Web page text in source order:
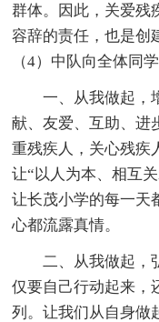
群体。因此，关爱残
容辞的责任，也是创
（4）中队向全体同
一、从我做起，增
献、友爱、互助、进
重残疾人，关心残疾
让“以人为本、相互
让长茂小学的每一天
心都流露真情。
二、从我做起，弘
仅要自己行动起来，
列。让我们从自身做